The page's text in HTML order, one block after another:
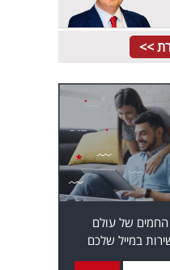
>>
החמים של עולם
במייל שלכם